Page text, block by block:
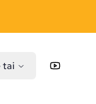
tai YouTube